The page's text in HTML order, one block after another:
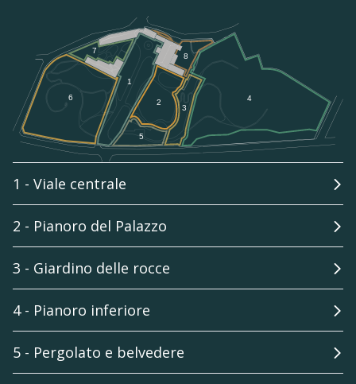
1 - Viale centrale
2 - Pianoro del Palazzo
3 - Giardino delle rocce
4 - Pianoro inferiore
5 - Pergolato e belvedere